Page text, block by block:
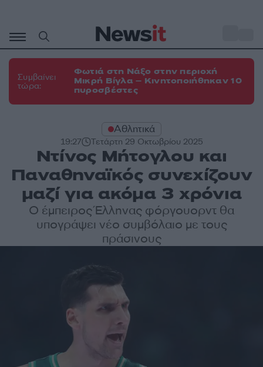
περιεχόμενο
Συμβαίνει
τώρα:
Φωτιά στη Νάξο στην περιοχή
Μικρή Βίγλα – Κινητοποιήθηκαν 10
πυροσβέστες
Αθλητικά
19:27 Τετάρτη 29 Οκτωβρίου 2025
Ντίνος Μήτογλου και
Παναθηναϊκός συνεχίζουν
μαζί για ακόμα 3 χρόνια
Ο έμπειρος Έλληνας φόργουορντ θα
υπογράψει νέο συμβόλαιο με τους
πράσινους